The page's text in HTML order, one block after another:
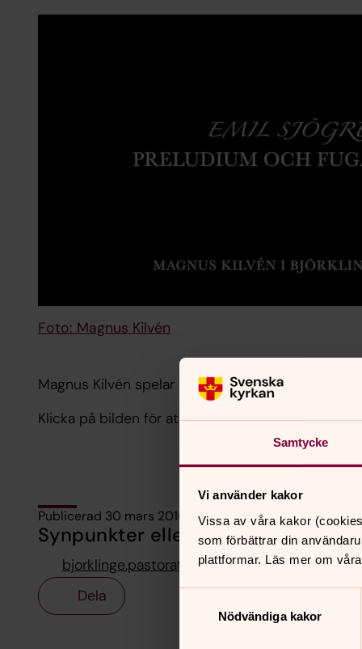
Samtycke
Vi använder kakor
Vissa av våra kakor
som förbättrar din
plattformar. Läs mer om
Nödvändiga kakor
Foto: Magnus Kilvén
Magnus Kilvén spelar Emil Sjögren Preludium och
Klicka på bilden för att starta.
Publicerad 30 mars 2016
Synpunkter eller frågor på sidans
bjorklinge.pastorat@svenskakyrkan.se
Dela